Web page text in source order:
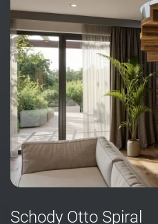
Schody Otto Spiral